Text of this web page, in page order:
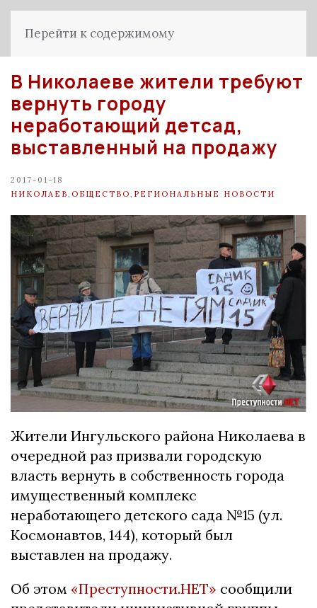
Перейти к содержимому
В Николаеве жители требуют
вернуть городу
неработающий детсад,
выставленный на продажу
2017-01-18
НИКОЛАЕВ ОБЩЕСТВО РЕГИОНАЛЬНЫЕ НОВОСТИ
Жители Ингульского района Николаева в
очередной раз призвали городскую
власть вернуть в собственность города
имущественный комплекс
неработающего детского сада №15 (ул.
Космонавтов, 144), который был
выставлен на продажу.
Об этом «Преступности.НЕТ» сообщили